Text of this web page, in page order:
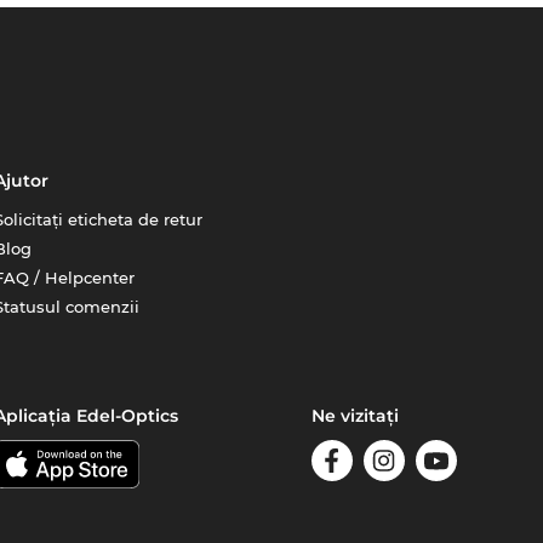
eticheta de retur
/ Helpcenter
comenzii
Edel-Optics Ne vizitați